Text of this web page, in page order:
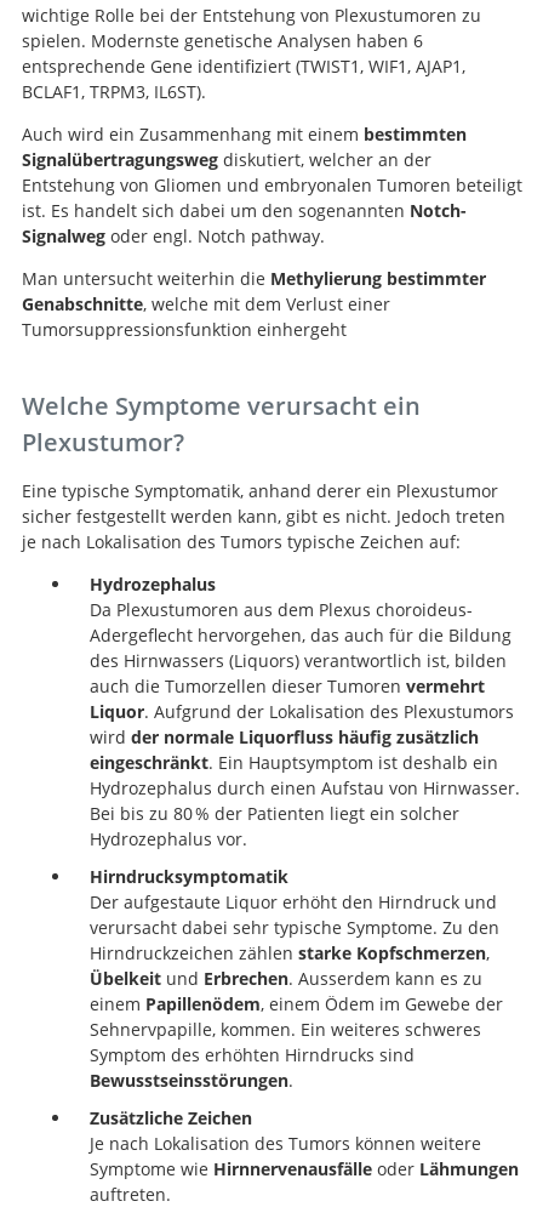
wichtige Rolle bei der Entstehung von Plexustumoren zu
spielen. Modernste genetische Analysen haben 6
entsprechende Gene identifiziert (TWIST1, WIF1, AJAP1,
BCLAF1, TRPM3, IL6ST).
Auch wird ein Zusammenhang mit einem bestimmten
Signalübertragungswegdiskutiert, welcher an der
Entstehung von Gliomen und embryonalen Tumoren beteiligt
ist. Es handelt sich dabei um den sogenannten Notch-
Signalwegoder engl. Notch pathway.
Man untersucht weiterhin die Methylierung bestimmter
Genabschnitte, welche mit dem Verlust einer
Tumorsuppressionsfunktion einhergeht
Welche Symptome verursacht ein
Plexustumor?
Eine typische Symptomatik, anhand derer ein Plexustumor
sicher festgestellt werden kann, gibt es nicht. Jedoch treten
je nach Lokalisation des Tumors typische Zeichen auf:
Hydrozephalus
Da Plexustumoren aus dem Plexus choroideus-
Adergeflecht hervorgehen, das auch für die Bildung
des Hirnwassers (Liquors) verantwortlich ist, bilden
auch die Tumorzellen dieser Tumoren vermehrt
Liquor. Aufgrund der Lokalisation des Plexustumors
wird der normale Liquorfluss häufig zusätzlich
eingeschränkt. Ein Hauptsymptom ist deshalb ein
Hydrozephalus durch einen Aufstau von Hirnwasser.
Bei bis zu 80 % der Patienten liegt ein solcher
Hydrozephalus vor.
Hirndrucksymptomatik
Der aufgestaute Liquor erhöht den Hirndruck und
verursacht dabei sehr typische Symptome. Zu den
Hirndruckzeichen zählen starke Kopfschmerzen,
Übelkeit und Erbrechen. Ausserdem kann es zu
einem Papillenödem, einem Ödem im Gewebe der
Sehnervpapille, kommen. Ein weiteres schweres
Symptom des erhöhten Hirndrucks sind
Bewusstseinsstörungen.
Zusätzliche Zeichen
Je nach Lokalisation des Tumors können weitere
Symptome wie Hirnnervenausfälle oder Lähmungen
auftreten.